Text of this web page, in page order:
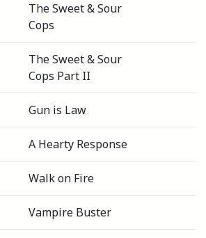
The Sweet & Sour
Cops
The Sweet & Sour
Cops Part II
Gun is Law
A Hearty Response
Walk on Fire
Vampire Buster